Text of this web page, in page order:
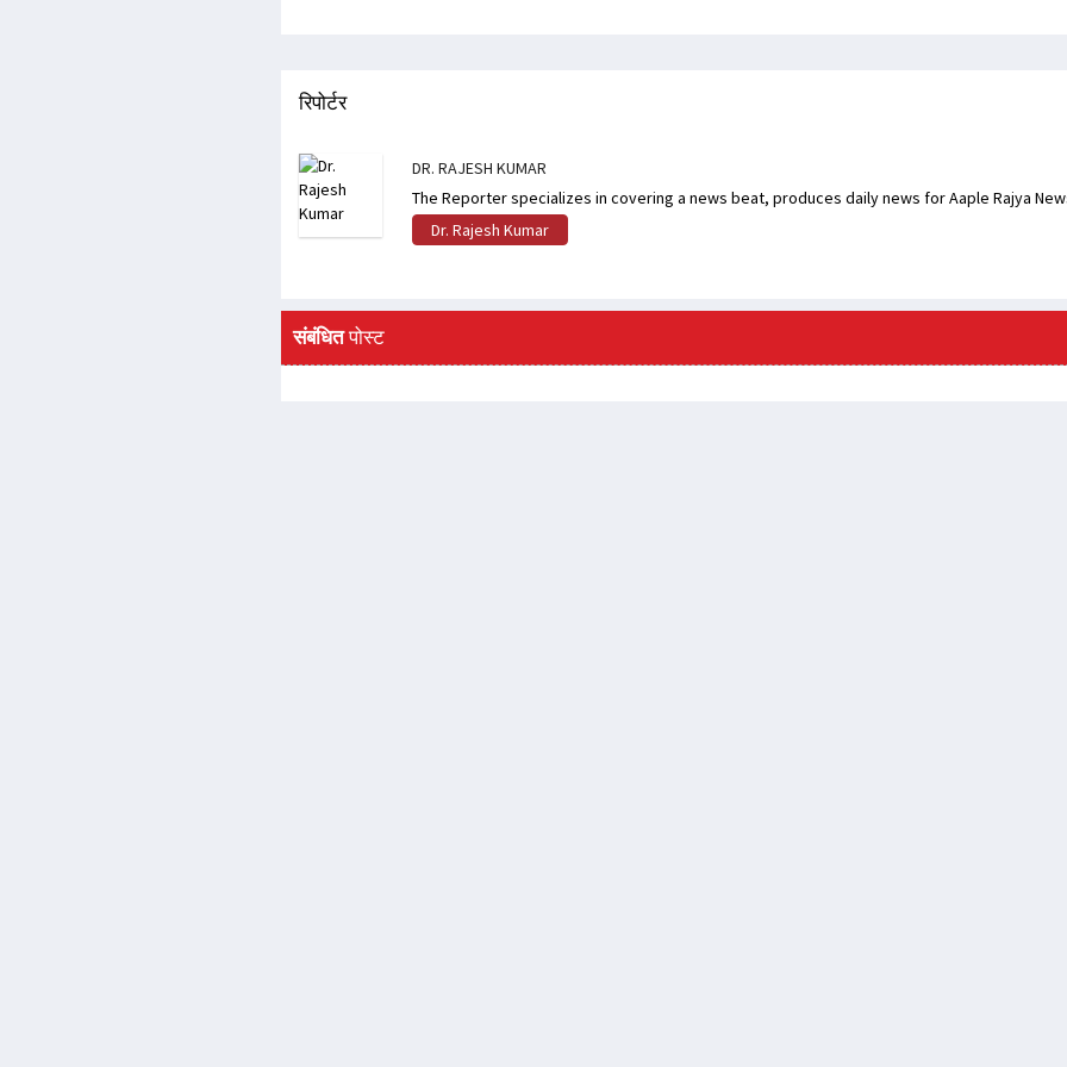
रिपोर्टर
DR. RAJESH KUMAR
The Reporter specializes in covering a news beat, produces daily news for Aaple Rajya
Dr. Rajesh Kumar
संबंधितपोस्ट